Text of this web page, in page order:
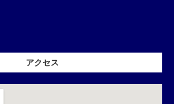
アクセス